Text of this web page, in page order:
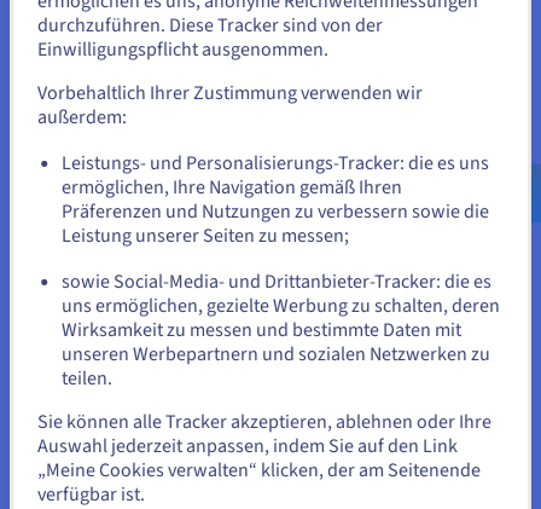
das vRack, angebunden. Damit können Sie Ihren eigenen
Cluster erstellen oder Ihren Server in Ihre bestehende
Infrastruktur integrieren. All das erfolgt vollständig vom
Internet isoliert und ohne zusätzliche Kosten.
Mehr erfahren
Doppelte Stromversorgung (2x PSU)
Die Stromversorgung ist eine der wichtigsten Komponenten,
um die Verfügbarkeit einer Infrastruktur sicherzustellen. Je
nachdem, wie kritisch Ihr Projekt ist, ist eine doppelte
Stromversorgung Voraussetzung für die Vermeidung von
erweisen, sowohl in Bezug auf Ihr Business als auch auf das
Markenimage.
Wenn Sie aus Vereinigte Staaten bestellen möchten, müssen Sie
sich auf der entsprechenden Website umsehen und dort einen
us.ovhcloud.com/bare-metal Englisch
USD -
$
oder
Auf der aktuellen Website bleiben
Eine andere Website wählen
durchzuführen. Diese Tracker sind von der
Einwilligungspflicht ausgenommen.
Vorbehaltlich Ihrer Zustimmung verwenden wir
außerdem:
Leistungs- und Personalisierungs-Tracker: die es uns
ermöglichen, Ihre Navigation gemäß Ihren
Präferenzen und Nutzungen zu verbessern sowie die
Leistung unserer Seiten zu messen;
sowie Social-Media- und Drittanbieter-Tracker: die es
uns ermöglichen, gezielte Werbung zu schalten, deren
Wirksamkeit zu messen und bestimmte Daten mit
unseren Werbepartnern und sozialen Netzwerken zu
teilen.
Sie können alle Tracker akzeptieren, ablehnen oder Ihre
Auswahl jederzeit anpassen, indem Sie auf den Link
„Meine Cookies verwalten“ klicken, der am Seitenende
verfügbar ist.